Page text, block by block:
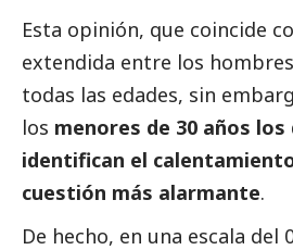
Esta opinión, que coincide
extendida entre los
todas las edades, sin
los menores de 30 años los
identifican el
cuestión más alarmante.
De hecho, en una escala del